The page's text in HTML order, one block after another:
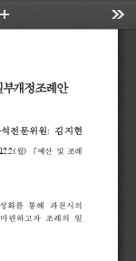
부개정조례안
전문위원: 김지현
월) 「예산 및 조례
화를 통해
과천시의
마련하고자 조례의
일